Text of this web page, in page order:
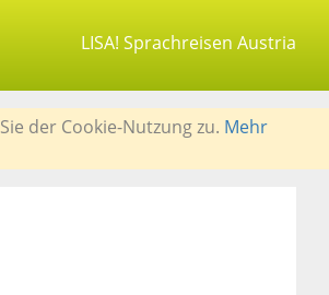
LISA! Sprachreisen Austria
der Cookie-Nutzung zu. Mehr